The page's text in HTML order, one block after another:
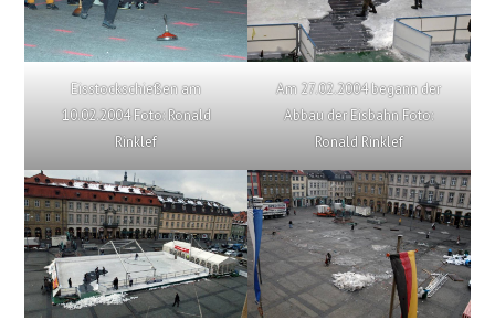
Eisstockschießen am
10.02.2004 Foto: Ronald
Rinklef
Am 27.02.2004 begann der
Abbau der Eisbahn Foto:
Ronald Rinklef